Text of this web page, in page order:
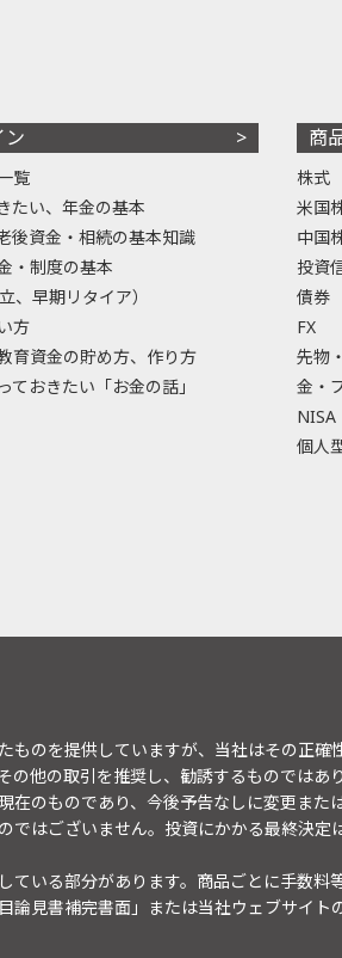
ン
覧
たい、年金の基本
後資金・相続の基本知識
・制度の基本
、早期リタイア）
方
育資金の貯め方、作り方
ておきたい「お金の話」
商
株式
米国
中国
投資
債券
FX
先物
金・
NISA
個人
のを提供していますが、当社はその正
他の取引を推奨し、勧誘するものでは
のものであり、今後予告なしに変更また
はございません。投資にかかる最終決
いる部分があります。商品ごとに手数料
論見書補完書面」または当社ウェブサイト